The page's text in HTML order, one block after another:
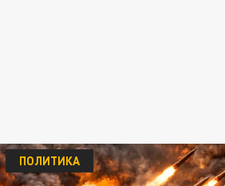
ПОЛИТИКА